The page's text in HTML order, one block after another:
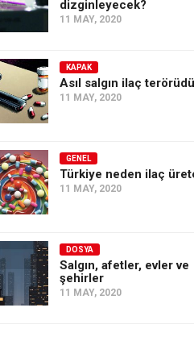
dizginleyecek?
11 MAY, 2020
KAPAK
Asıl salgın ilaç
11 MAY, 2020
GENEL
Türkiye neden ilaç
11 MAY, 2020
DOSYA
Salgın, afetler, evler ve
şehirler
11 MAY, 2020